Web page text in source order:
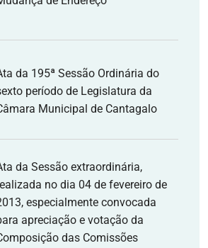
da 195ª Sessão Ordinária do
período de Legislatura da
Municipal de Cantagalo
da Sessão extraordinária,
no dia 04 de fevereiro de
especialmente convocada
apreciação e votação da
das Comissões